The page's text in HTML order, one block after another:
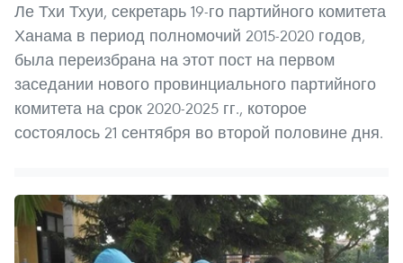
Ле Тхи Тхуи, секретарь 19-го партийного комитета
Ханама в период полномочий 2015-2020 годов,
была переизбрана на этот пост на первом
заседании нового провинциального партийного
комитета на срок 2020-2025 гг., которое
состоялось 21 сентября во второй половине дня.